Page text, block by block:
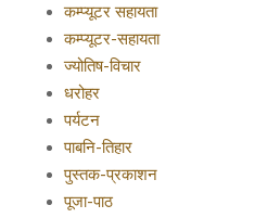
कम्प्यूटर सहायता
कम्प्यूटर-सहायता
ज्योतिष-विचार
धरोहर
पर्यटन
पाबनि-तिहार
पुस्तक-प्रकाशन
पूजा-पाठ